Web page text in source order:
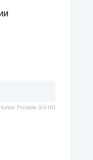
Portable 3rd HD